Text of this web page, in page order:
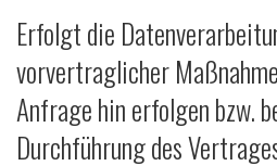
Erfolgt die
vorvertraglicher
Anfrage hin erfolgen bzw.
Durchführung des